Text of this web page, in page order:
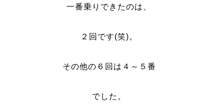
一番乗りできたのは、
２回です(笑)。
その他の６回は４～５番
でした。